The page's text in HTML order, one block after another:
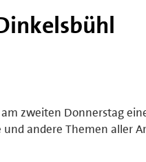
zweiten Donnerstag
und andere Themen aller